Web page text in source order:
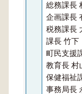
総務課長
企画課長
税務課長
課長 竹
町民支援
教育長
保健福祉
事務局長